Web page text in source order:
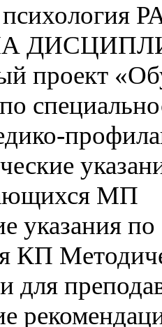
психология
проект
МП
указания по
КП
для